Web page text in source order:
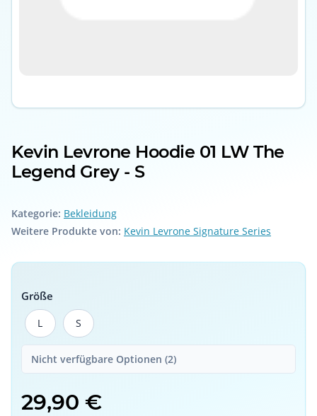
Kevin Levrone Hoodie 01 LW The
Legend Grey - S
Kategorie: Bekleidung
Weitere Produkte von: Kevin Levrone Signature Series
Größe
LL S
S
Nicht verfügbare Optionen (2)
29,90 €